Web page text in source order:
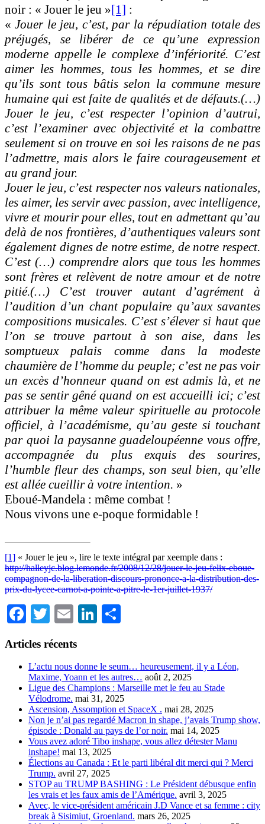
noir : « Jouer le jeu »[1] :
«Jouer le jeu, c’est, par la répudiation totale des
préjugés, se libérer de ce qu’une expression
moderne appelle le complexe d’infériorité. C’est
aimer les hommes, tous les hommes, et se dire
qu’ils sont tous bâtis selon la commune mesure
humaine qui est faite de qualités et de défauts.(…)
Jouer le jeu, c’est respecter l’opinion d’autrui,
c’est l’examiner avec objectivité et la combattre
seulement si on trouve en soi les raisons de ne pas
l’admettre, mais alors le faire courageusement et
au grand jour.
Jouer le jeu, c’est respecter nos valeurs nationales,
les aimer, les servir avec passion, avec intelligence,
vivre et mourir pour elles, tout en admettant qu’au
delà de nos frontières, d’authentiques valeurs sont
également dignes de notre estime, de notre respect.
C’est (…) comprendre alors que tous les hommes
sont frères et relèvent de notre amour et de notre
pitié.(…) C’est trouver autant d’agrément à
l’audition d’un chant populaire qu’aux savantes
compositions musicales. C’est s’élever si haut que
l’on se trouve partout à son aise, dans les
somptueux palais comme dans la modeste
chaumière de l’homme du peuple; c’est ne pas voir
un excès d’honneur quand on est admis là, et ne
pas se sentir gêné quand on est accueilli ici; c’est
attribuer la même valeur spirituelle au protocole
officiel, à l’académisme, qu’au geste si touchant
par quoi la paysanne guadeloupéenne vous offre,
accompagnée du plus exquis des sourires,
l’humble fleur des champs, son seul bien, qu’elle
est allée cueillir à votre intention. »
Eboué-Mandela : même combat !
Nous vivons une e-poque formidable !
[1] « Jouer le jeu », lire le texte intégral par xeemple dans :
http://halleyjc.blog.lemonde.fr/2008/12/28/jouer-le-jeu-felix-eboue-
compagnon-de-la-liberation-discours-prononce-a-la-distribution-des-
prix-du-lycee-carnot-a-pointe-a-pitre-le-1er-juillet-1937/
Facebook
TwitterEmailLinkedIn
Articles récents
L’actu nous donne le seum… heureusement, il y a Léon,
Maxime, Yoann et les autres… août 2, 2025
Ligue des Champions : Marseille met le feu au Stade
Vélodrome. mai 31, 2025
Ascension, Assomption et SpaceX . mai 28, 2025
Non je n’ai pas regardé Macron in shape, j’avais Trump show,
épisode : Donald au pays de l’or noir. mai 14, 2025
Vous avez adoré Tibo inshape, vous allez détester Manu
inshape! mai 13, 2025
Élections au Canada : Et le parti libéral dit merci qui ? Merci
Trump. avril 27, 2025
STOP au TRUMP BASHING : Le Président débusque enfin
les vrais et les faux amis de l’Amérique. avril 3, 2025
Avec, le vice-président américain J.D Vance et sa femme : city
break à Sisimiut, Groenland. mars 26, 2025